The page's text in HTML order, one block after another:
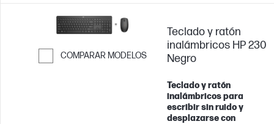
COMPARAR MODELOS
Teclado y ratón
inalámbricos HP 230
Negro
Teclado y ratón
inalámbricos para
escribir sin ruido y
desplazarse con